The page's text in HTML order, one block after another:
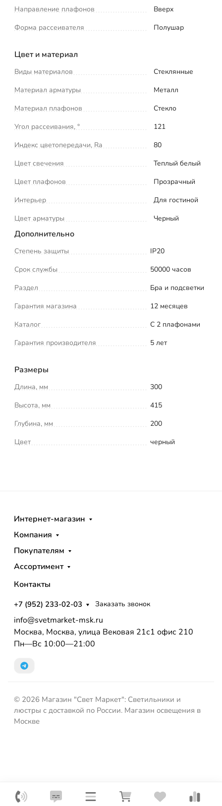
Направление плафонов
Вверх
Форма рассеивателя
Полушар
Цвет и материал
Виды материалов
Стеклянные
Материал арматуры
Металл
Материал плафонов
Стекло
Угол рассеивания, °
121
Индекс цветопередачи, Ra
80
Цвет свечения
Теплый белый
Цвет плафонов
Прозрачный
Интерьер
Для гостиной
Цвет арматуры
Черный
Дополнительно
Степень защиты
IP20
Срок службы
50000 часов
Раздел
Бра и подсветки
Гарантия магазина
12 месяцев
Каталог
С 2 плафонами
Гарантия производителя
5 лет
Размеры
Длина, мм
300
Высота, мм
415
Глубина, мм
200
Цвет
черный
Интернет-магазин
Компания
Покупателям
Ассортимент
Контакты
+7 (952) 233-02-03 Заказать звонок
info@svetmarket-msk.ru
Москва, Москва, улица Вековая 21с1 офис 210
Пн—Вс 10:00—21:00
© 2026 Магазин "Свет Маркет": Светильники и
люстры с доставкой по России. Магазин освещения в
Москве